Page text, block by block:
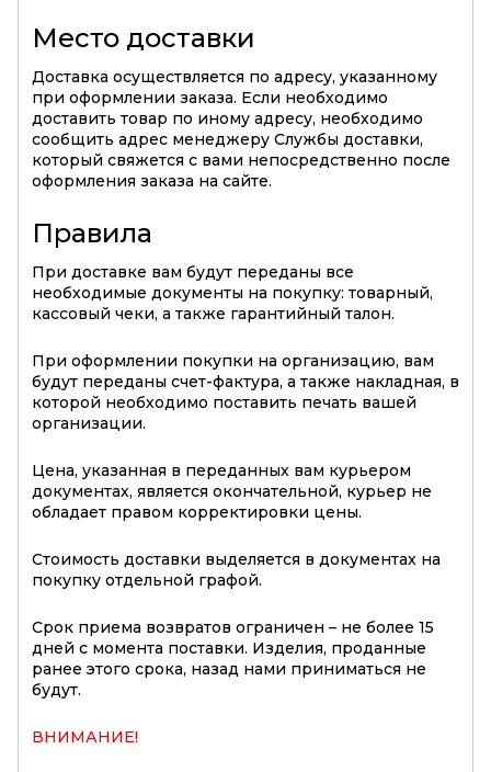
Место доставки
Доставка осуществляется по адресу, указанному
при оформлении заказа. Если необходимо
доставить товар по иному адресу, необходимо
сообщить адрес менеджеру Службы доставки,
который свяжется с вами непосредственно после
оформления заказа на сайте.
Правила
При доставке вам будут переданы все
необходимые документы на покупку: товарный,
кассовый чеки, а также гарантийный талон.
При оформлении покупки на организацию, вам
будут переданы счет-фактура, а также накладная, в
которой необходимо поставить печать вашей
организации.
Цена, указанная в переданных вам курьером
документах, является окончательной, курьер не
обладает правом корректировки цены.
Стоимость доставки выделяется в документах на
покупку отдельной графой.
Срок приема возвратов ограничен – не более 15
дней с момента поставки. Изделия, проданные
ранее этого срока, назад нами приниматься не
будут.
ВНИМАНИЕ!